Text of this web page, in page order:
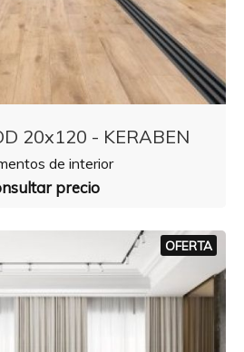
20x120 - KERABEN
de interior
precio
OFERTA